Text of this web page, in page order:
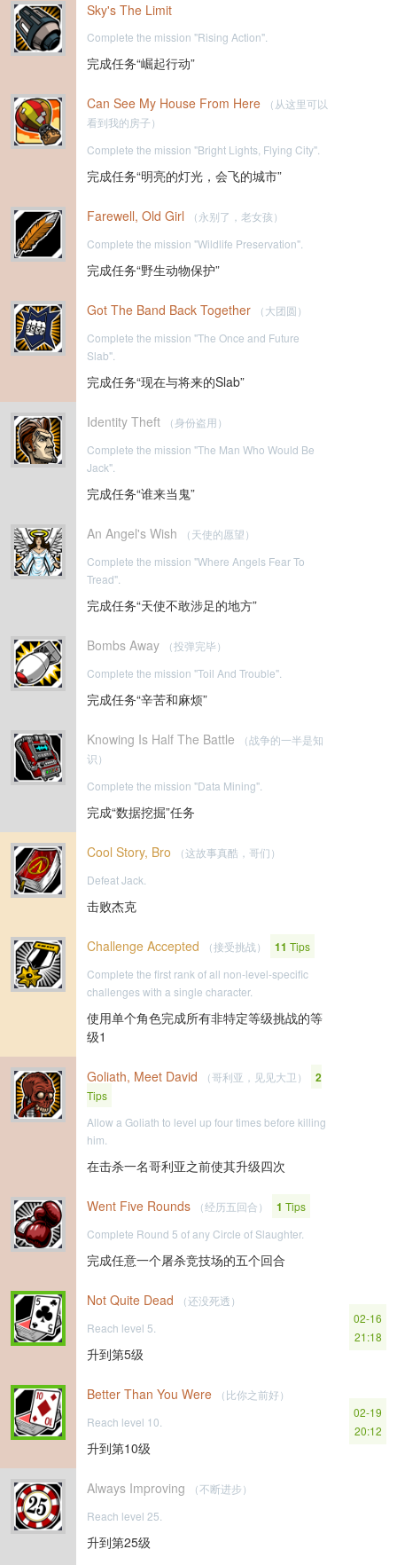
Sky's The Limit
Complete the mission "Rising Action".
完成任务“崛起行动”
Can See My House From Here
（从这里可以
看到我的房子）
Complete the mission "Bright Lights, Flying City".
完成任务“明亮的灯光，会飞的城市”
Farewell, Old Girl
（永别了，老女孩）
Complete the mission "Wildlife Preservation".
完成任务“野生动物保护”
Got The Band Back Together
（大团圆）
Complete the mission "The Once and Future
Slab".
完成任务“现在与将来的Slab”
Identity Theft
（身份盗用）
Complete the mission "The Man Who Would Be
Jack".
完成任务“谁来当鬼”
An Angel's Wish
（天使的愿望）
Complete the mission "Where Angels Fear To
Tread".
完成任务“天使不敢涉足的地方”
Bombs Away
（投弹完毕）
Complete the mission "Toil And Trouble".
完成任务“辛苦和麻烦”
Knowing Is Half The Battle
（战争的一半是知
识）
Complete the mission "Data Mining".
完成“数据挖掘”任务
Cool Story, Bro
（这故事真酷，哥们）
Defeat Jack.
击败杰克
Challenge Accepted （接受挑战） 11 Tips
Complete the first rank of all non-level-specific
challenges with a single character.
使用单个角色完成所有非特定等级挑战的等
级1
Goliath, Meet David （哥利亚，见见大卫） 2
Tips
Allow a Goliath to level up four times before killing
him.
在击杀一名哥利亚之前使其升级四次
Went Five Rounds （经历五回合） 1 Tips
Complete Round 5 of any Circle of Slaughter.
完成任意一个屠杀竞技场的五个回合
Not Quite Dead
（还没死透）
Reach level 5.
升到第5级
02-16
21:18
Better Than You Were
（比你之前好）
Reach level 10.
升到第10级
02-19
20:12
Always Improving
（不断进步）
Reach level 25.
升到第25级